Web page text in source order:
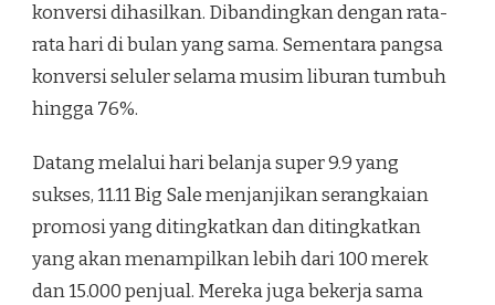
konversi dihasilkan. Dibandingkan dengan rata-
rata hari di bulan yang sama. Sementara pangsa
konversi seluler selama musim liburan tumbuh
hingga 76%.
Datang melalui hari belanja super 9.9 yang
sukses, 11.11 Big Sale menjanjikan serangkaian
promosi yang ditingkatkan dan ditingkatkan
yang akan menampilkan lebih dari 100 merek
dan 15.000 penjual. Mereka juga bekerja sama